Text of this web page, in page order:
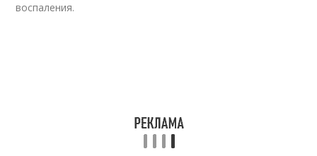
воспаления.